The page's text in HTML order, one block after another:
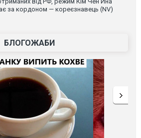
за кордоном — кореєзнавець (NV)
БЛОГОЖАБИ